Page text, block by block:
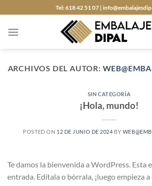
al
contenido
Tel: 618 42 51 07 |
ARCHIVOS DEL AUTOR:
SIN CATEGORÍA
¡Hola, mundo!
POSTED ON 12 DE JUNIO DE 2024 BY
Te damos la bienvenida a WordPress. Esta
entrada. Edítala o bórrala, ¡luego empieza